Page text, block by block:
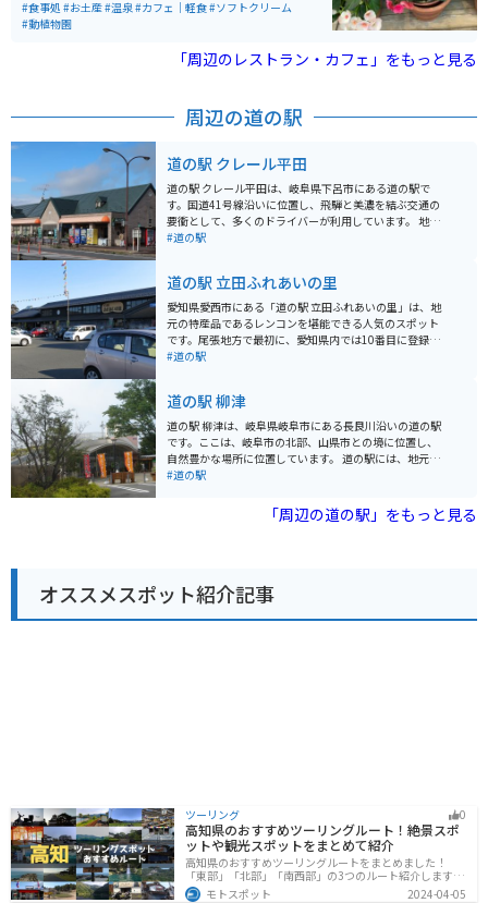
とができます。 季節ごとの様々な花が一面に咲き乱れて
いる様は圧巻です。 春のチューリップまつりや花木と春
ーションなど、人気のイベントも盛りだくさんです。 ま
景を見ることができます。展望台のベンチに座り乗車す
ると、45m上空まで展望台が上がり、頂上では360度展
望台が回転します。 その他にも足湯やお食事処など、い
ろいろ詰まったスポットとなっています。
#食事処 #お土産#温泉#カフェ｜軽食#ソフトクリーム
#動植物園
「周辺のレストラン・カフェ」をもっと見る
周辺の道の駅
道の駅 クレール平田
道の駅 クレール平田は、岐阜県下呂市にある道の駅で
す。国道41号線沿いに位置し、飛騨と美濃を結ぶ交通の
要衝として、多くのドライバーが利用しています。 地元
の特産品を販売するショップでは、飛騨牛や新鮮な野
料理を楽しむことができます。 バイクで訪れる場合、道
の駅には広い駐車場が完備されているので安心です。ま
た、休憩所も充実しており、長距離ツーリングの休憩場
所としても最適です。 周辺には、下呂温泉や馬瀬川温泉
などの温泉地があり、観光の拠点としても便利です。ま
#道の駅
道の駅 立田ふれあいの里
愛知県愛西市にある「道の駅 立田ふれあいの里」は、地
元の特産品であるレンコンを堪能できる人気のスポット
です。尾張地方で最初に、愛知県内では10番目に登録さ
れた道の駅で、石積みに黒い塀、「水屋」をイメージし
レンコンラーメンやレンコンうどんなど、ここでしか味
わえないオリジナルメニューが楽しめます。売店では、
レンコンを使ったパンやお惣菜、お菓子など、お土産に
もぴったりの商品が豊富に揃っています。特に、レンコ
ンソフトクリームは、訪れた多くの人が絶賛する人気商
旬の味覚を楽しむことができます。杉の梁をアクセント
に最適です。観光情報コーナーでは、周辺の観光スポッ
ト情報を入手できます。休憩所では、購入したパンやお
やつを食べながら、ゆっくりとくつろぐことができま
・「休憩所」購入したパンやおやつを食べながら休憩で
きる。 「道の駅 立田ふれあいの里」は、地元の味覚と豊
かな自然を満喫できる、魅力あふれる道の駅です。ドラ
イブの際には、ぜひ立ち寄ってみてはいかがでしょう
か。
#道の駅
道の駅 柳津
道の駅 柳津は、岐阜県岐阜市にある長良川沿いの道の駅
です。ここは、岐阜市の北部、山県市との境に位置し、
自然豊かな場所に位置しています。 道の駅には、地元で
採れた新鮮な野菜や果物が販売されている農産物直売所
スポットとしても最適です。また、春には桜、秋には紅
場が完備されているので安心です。長良川沿いを走る国
道156号線は、景色が良く、ツーリングに最適なルート
です。
#道の駅
「周辺の道の駅」をもっと見る
オススメスポット紹介記事
ツーリング 0
高知県のおすすめツーリングルート！絶景スポ
ットや観光スポットをまとめて紹介
高知県のおすすめツーリングルートをまとめました！
「東部」「北部」「南西部」の3つのルート紹介します。
山と海どちらも楽しめるスポットが多数あり、様々な楽
モトスポット
2024-04-05